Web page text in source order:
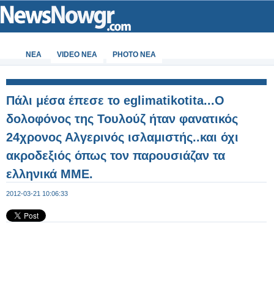
ΝΕΑ VIDEO NEA PHOTO NEA
Πάλι μέσα έπεσε το eglimatikotita...Ο
δολοφόνος της Τουλούζ ήταν φανατικός
24χρονος Αλγερινός ισλαμιστής..και όχι
ακροδεξιός όπως τον παρουσιάζαν τα
ελληνικά ΜΜΕ.
2012-03-21 10:06:33